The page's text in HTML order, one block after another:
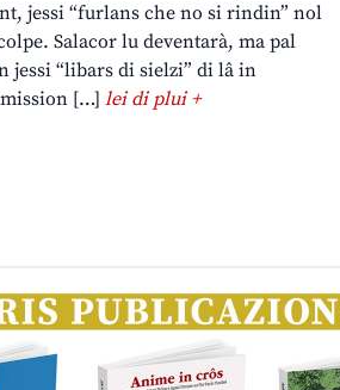
jessi “furlans che no si rindin” nol
Salacor lu deventarà, ma pal
jessi “libars di sielzi” di lâ in
mission […] lei di plui +